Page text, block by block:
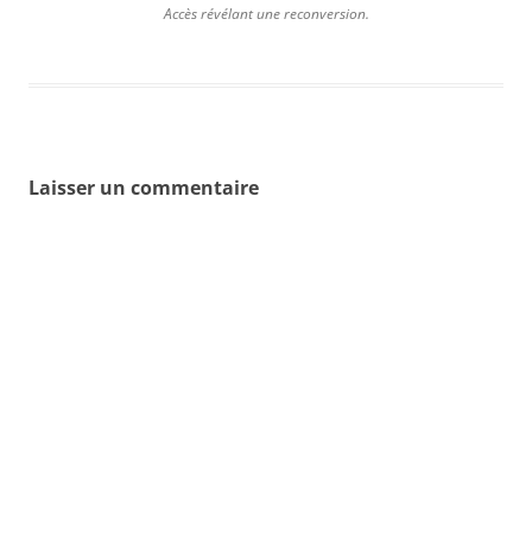
Accès révélant une reconversion.
Laisser un commentaire